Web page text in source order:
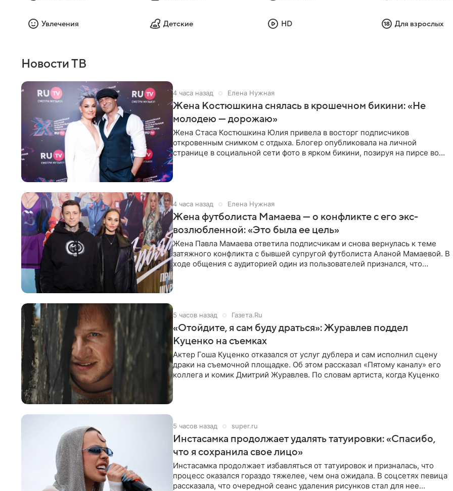
Увлечения Детские HD Для взрослых
Новости ТВ
4 часа назад Елена Нужная
Жена Костюшкина снялась в крошечном бикини: «Не
молодею — дорожаю»
Жена Стаса Костюшкина Юлия привела в восторг подписчиков
откровенным снимком с отдыха. Блогер опубликовала на личной
странице в социальной сети фото в ярком бикини, позируя на пирсе во
4 часа назад Елена Нужная
Жена футболиста Мамаева — о конфликте с его экс-
возлюбленной: «Это была ее цель»
Жена Павла Мамаева ответила подписчикам и снова вернулась к теме
затяжного конфликта с бывшей супругой футболиста Аланой Мамаевой. В
ходе общения с аудиторией один из пользователей признался, что
5 часов назад Газета.Ru
«Отойдите, я сам буду драться»: Журавлев поддел
Куценко на съемках
Актер Гоша Куценко отказался от услуг дублера и сам исполнил сцену
драки на съемочной площадке. Об этом рассказал «Пятому каналу» его
коллега и комик Дмитрий Журавлев. По словам артиста, когда Куценко
5 часов назад super.ru
Инстасамка продолжает удалять татуировки: «Спасибо,
что я сохранила свое лицо»
Инстасамка продолжает избавляться от татуировок и призналась, что
процесс оказался гораздо тяжелее, чем она ожидала. В соцсетях певица
рассказала, что очередной сеанс удаления рисунков стал для нее